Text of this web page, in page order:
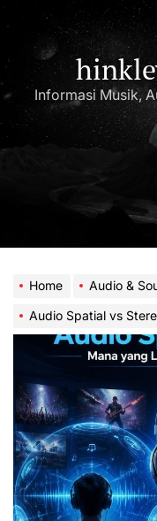
to
content
Informasi Musik,
Home
Audio &
Audio Spatial vs Stereo, Mana